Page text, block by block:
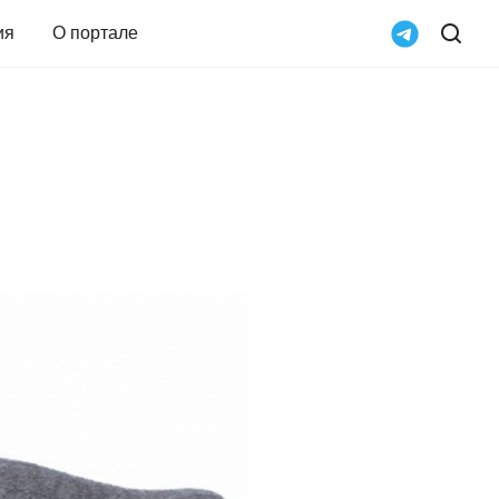
О портале